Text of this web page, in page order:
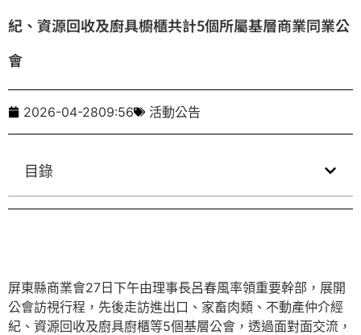
紀、資源回收及廚具櫥櫃共計5個所屬基層商業同業公
會
2026-04-2809:56 活動公告
目錄
屏東縣商業會27日下午由理事長呂春風率領重要幹部，展開
公會訪視行程，先後走訪進出口、家畜肉類、不動產仲介經
紀、資源回收及廚具廚櫃等5個基層公會，透過面對面交流，